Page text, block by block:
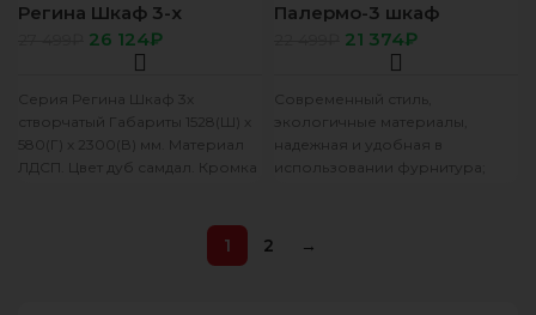
Регина Шкаф 3-х
створчатый дуб самдал
26 124₽
Серия Регина Шкаф 3х
створчатый Габариты 1528(Ш) х
580(Г) х 2300(В) мм. Материал
ЛДСП. Цвет дуб самдал. Кромка
Палермо-3 шкаф
угловой с откр. полками
ясень шимо светлый/
МДФ белый глянец
21 374₽
Современный стиль,
экологичные материалы,
надежная и удобная в
использовании фурнитура;
1 2 →